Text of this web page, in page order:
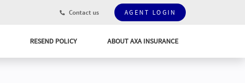
Contact us AGENT LOGIN
RESEND POLICY ABOUT AXA INSURANCE